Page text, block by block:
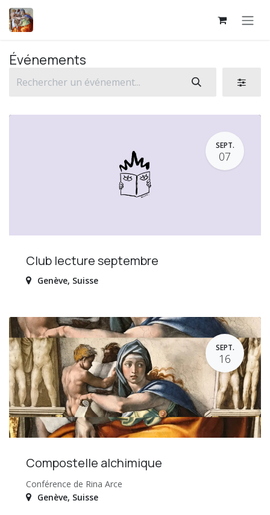
Se rendre au contenu
Événements
SEPT.
07
Club lecture septembre
Genève, Suisse
SEPT.
16
Compostelle alchimique
Conférence de Rina Arce
Genève, Suisse